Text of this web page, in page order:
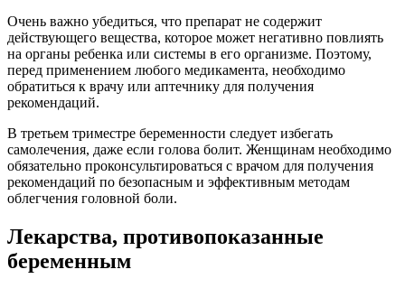
Очень важно убедиться, что препарат не содержит
действующего вещества, которое может негативно повлиять
на органы ребенка или системы в его организме. Поэтому,
перед применением любого медикамента, необходимо
обратиться к врачу или аптечнику для получения
рекомендаций.
В третьем триместре беременности следует избегать
самолечения, даже если голова болит. Женщинам необходимо
обязательно проконсультироваться с врачом для получения
рекомендаций по безопасным и эффективным методам
облегчения головной боли.
Лекарства, противопоказанные
беременным